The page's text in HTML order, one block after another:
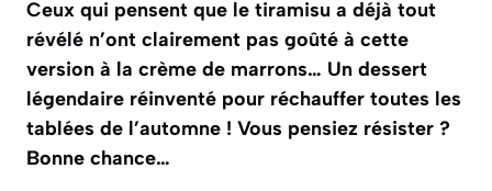
Ceux qui pensent que le tiramisu a déjà tout
révélé n’ont clairement pas goûté à cette
version à la crème de marrons… Un dessert
légendaire réinventé pour réchauffer toutes les
tablées de l’automne ! Vous pensiez résister ?
Bonne chance…